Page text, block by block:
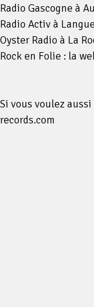
Radio Gascogne à
Radio Activ à
Oyster Radio à La
Rock en Folie : la
Si vous voulez
records.com